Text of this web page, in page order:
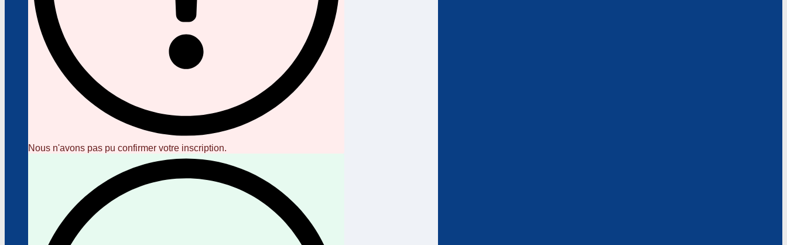
Nous n'avons pas pu confirmer votre inscription.